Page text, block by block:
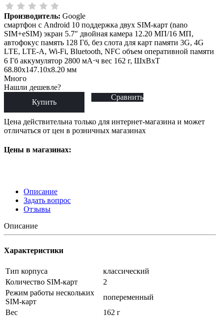
Производитель: Google
смартфон с Android 10 поддержка двух SIM-карт (nano
SIM+eSIM) экран 5.7" двойная камера 12.20 МП/16 МП,
автофокус память 128 Гб, без слота для карт памяти 3G, 4G
LTE, LTE-A, Wi-Fi, Bluetooth, NFC объем оперативной памяти
6 Гб аккумулятор 2800 мА⋅ч вес 162 г, ШxВxТ
68.80x147.10x8.20 мм
Много
Нашли дешевле?
Купить
Сравнить
Цена действительна только для интернет-магазина и может
отличаться от цен в розничных магазинах
Цены в магазинах:
Описание
Задать вопрос
Отзывы
Описание
Характеристики
Тип корпуса
классический
Количество SIM-карт
2
Режим работы нескольких
SIM-карт
попеременный
Вес
162 г